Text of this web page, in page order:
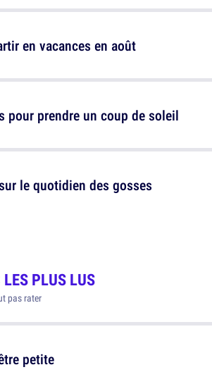
pour prendre un coup de soleil
en vacances en août
le quotidien des gosses
LES PLUS LUS
pas rater
petite